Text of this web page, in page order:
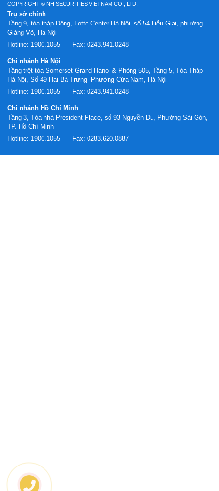
COPYRIGHT © NH SECURITIES VIETNAM CO., LTD.
Trụ sở chính
Tầng 9, tòa tháp Đông, Lotte Center Hà Nội, số 54 Liễu Giai, phường
Giảng Võ, Hà Nội
Hotline: 1900.1055 Fax: 0243.941.0248
Chi nhánh Hà Nội
Tầng trệt tòa Somerset Grand Hanoi & Phòng 505, Tầng 5, Tòa Tháp
Hà Nội, Số 49 Hai Bà Trưng, Phường Cửa Nam, Hà Nội
Hotline: 1900.1055 Fax: 0243.941.0248
Chi nhánh Hồ Chí Minh
Tầng 3, Tòa nhà President Place, số 93 Nguyễn Du, Phường Sài Gòn,
TP. Hồ Chí Minh
Hotline: 1900.1055 Fax: 0283.620.0887